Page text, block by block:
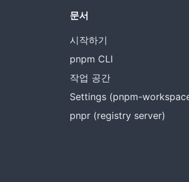
문서
시작하기
pnpm CLI
작업 공간
Settings (pnpm-
pnpr (registry server)